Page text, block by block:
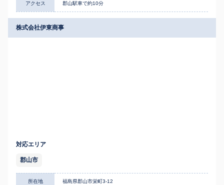
アクセス 郡山駅車で約10分
株式会社伊東商事
対応エリア
郡山市
所在地 福島県郡山市栄町3-12